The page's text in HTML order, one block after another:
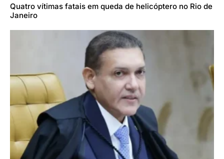
Quatro vítimas fatais em queda de helicóptero no Rio de
Janeiro